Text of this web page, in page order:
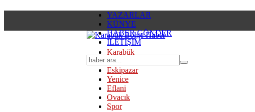
YAZARLAR
KÜNYE
HABER GÖNDER
İLETİŞİM
Karabük
Safranbolu
Eskipazar
Yenice
Eflani
Ovacık
Spor